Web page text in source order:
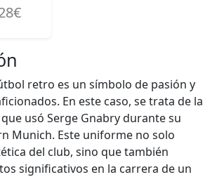
retro es un símbolo de pasión y
En este caso, se trata de la
usó Serge Gnabry durante su
Munich. Este uniforme no solo
del club, sino que también
significativos en la carrera de un